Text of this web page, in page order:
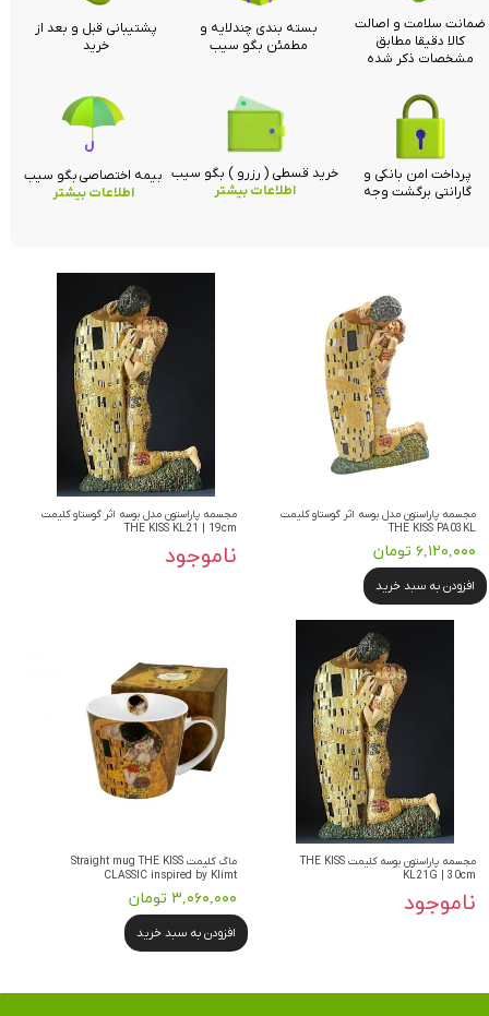
مجسمه پاراستون مدل بوسه اثر گوستاو کلیمت
THE KISS PA03KL
۶,۱۲۰,۰۰۰ تومان
افزودن به سبد خرید
مجسمه پاراستون مدل بوسه اثر گوستاو کلیمت
THE KISS KL21 | 19cm
ناموجود
مجسمه پاراستون بوسه کلیمت THE KISS
KL21G | 30cm
ناموجود
ماگ کلیمت Straight mug THE KISS
CLASSIC inspired by Klimt
۳,۰۶۰,۰۰۰ تومان
افزودن به سبد خرید
ضمانت سلامت و اصالت
کالا دقیقا مطابق
مشخصات ذکر شده
بسته بندی چندلایه و
مطمئن بگو سیب
پشتیبانی قبل و بعد از
خرید
خرید قسطی ( رزرو ) بگو سیب
اطلاعات بیشتر
پرداخت امن بانکی و
گارانتی برگشت وجه
بیمه اختصاصی بگو سیب
اطلاعات بیشتر